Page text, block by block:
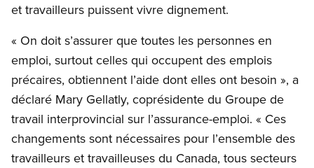
et travailleurs puissent vivre dignement.
« On doit s’assurer que toutes les personnes en
emploi, surtout celles qui occupent des emplois
précaires, obtiennent l’aide dont elles ont besoin », a
déclaré Mary Gellatly, coprésidente du Groupe de
travail interprovincial sur l’assurance-emploi. « Ces
changements sont nécessaires pour l’ensemble des
travailleurs et travailleuses du Canada, tous secteurs